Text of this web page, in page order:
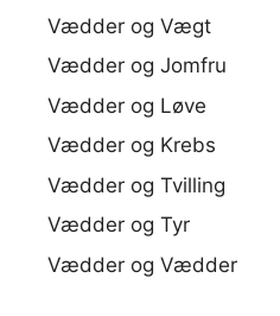
Vædder og Vægt
Vædder og Jomfru
Vædder og Løve
Vædder og Krebs
Vædder og Tvilling
Vædder og Tyr
Vædder og Vædder